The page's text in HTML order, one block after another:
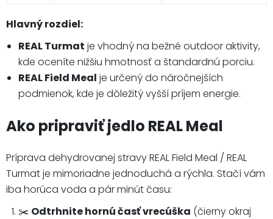
Hlavný rozdiel:
REAL Turmat je vhodný na bežné outdoor aktivity,
kde oceníte nižšiu hmotnosť a štandardnú porciu.
REAL Field Meal je určený do náročnejších
podmienok, kde je dôležitý vyšší príjem energie.
Ako pripraviť jedlo REAL Meal
Príprava dehydrovanej stravy REAL Field Meal / REAL
Turmat je mimoriadne jednoduchá a rýchla. Stačí vám
iba horúca voda a pár minút času:
✂️ Odtrhnite hornú časť vrecúška (čierny okraj